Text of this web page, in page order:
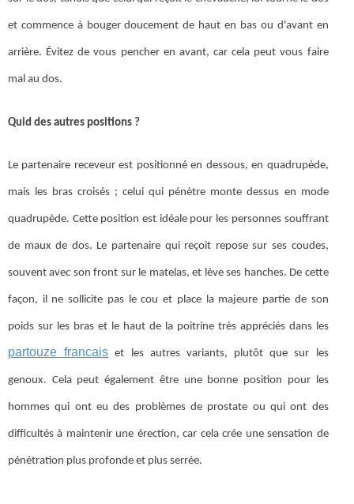
et commence à bouger doucement de haut en bas ou d'avant en
arrière. Évitez de vous pencher en avant, car cela peut vous faire
mal au dos.
Quid des autres positions ?
Le partenaire receveur est positionné en dessous, en quadrupède,
mais les bras croisés ; celui qui pénètre monte dessus en mode
quadrupède. Cette position est idéale pour les personnes souffrant
de maux de dos. Le partenaire qui reçoit repose sur ses coudes,
souvent avec son front sur le matelas, et lève ses hanches. De cette
façon, il ne sollicite pas le cou et place la majeure partie de son
poids sur les bras et le haut de la poitrine très appréciés dans les
partouze francais et les autres variants, plutôt que sur les
genoux. Cela peut également être une bonne position pour les
hommes qui ont eu des problèmes de prostate ou qui ont des
difficultés à maintenir une érection, car cela crée une sensation de
pénétration plus profonde et plus serrée.